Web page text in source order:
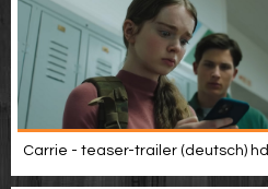
Carrie - teaser-trailer (deutsch) hd